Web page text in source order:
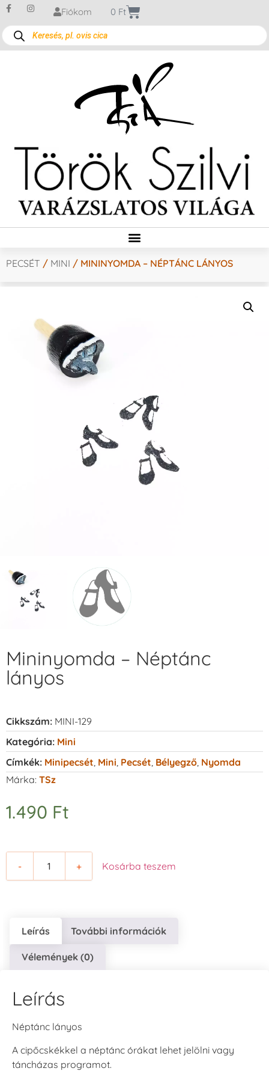
Fiókom 0 Ft
PECSÉT / MINI / MININYOMDA – NÉPTÁNC LÁNYOS
Mininyomda – Néptánc
lányos
Cikkszám: MINI-129
Kategória: Mini
Címkék: Minipecsét Mini Pecsét Bélyegző Nyomda
Márka: TSz
1.490 Ft
- + Kosárba teszem
Leírás További információk
Vélemények (0)
Leírás
Néptánc lányos
A cipőcskékkel a néptánc órákat lehet jelölni vagy
táncházas programot.